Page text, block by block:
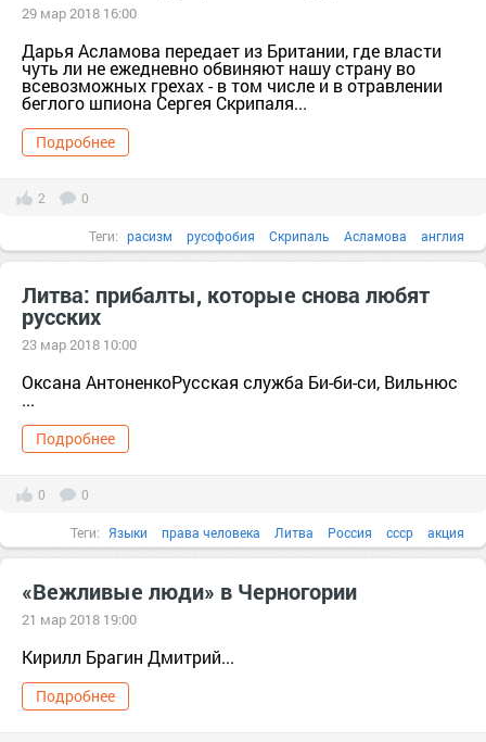
29 мар 2018 16:00
Дарья Асламова передает из Британии, где власти
чуть ли не ежедневно обвиняют нашу страну во
всевозможных грехах - в том числе и в отравлении
беглого шпиона Сергея Скрипаля...
Подробнее
2 0
Теги: расизм русофобия Скрипаль Асламова англия
Литва: прибалты, которые снова любят
русских
23 мар 2018 10:00
Оксана АнтоненкоРусская служба Би-би-си, Вильнюс
...
Подробнее
0 0
Теги: Языки права человека Литва Россия ссср акция
«Вежливые люди» в Черногории
21 мар 2018 19:00
Кирилл Брагин Дмитрий...
Подробнее